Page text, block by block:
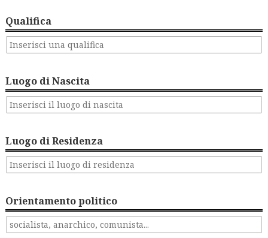
Qualifica
Luogo di Nascita
Luogo di Residenza
Orientamento politico